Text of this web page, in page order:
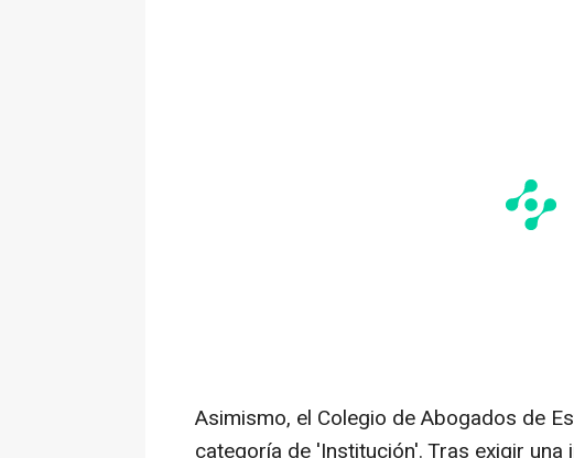
Asimismo, el Colegio de Abogados de
categoría de 'Institución'. Tras exigir